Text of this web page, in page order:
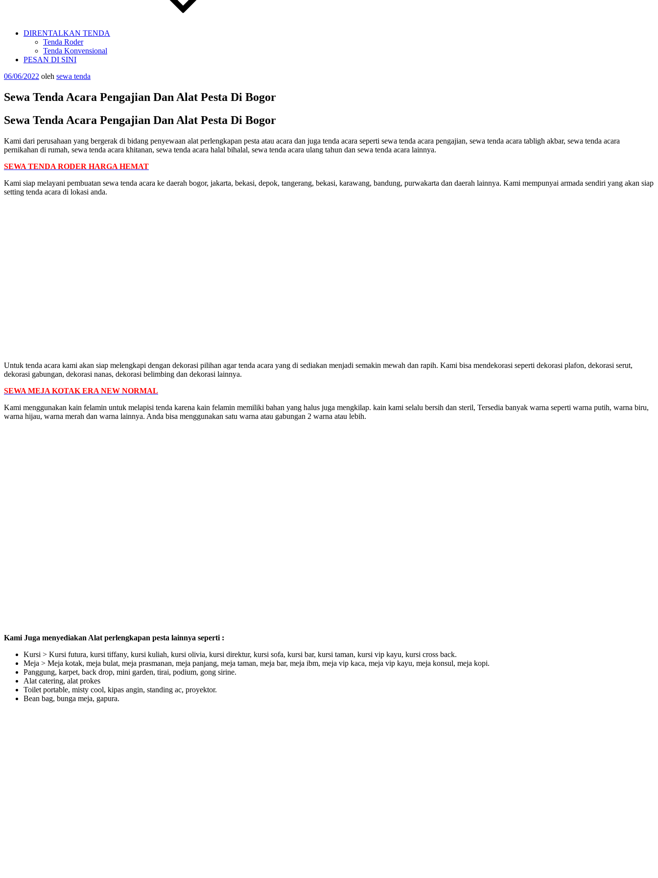
DIRENTALKAN TENDA
Tenda Roder
Tenda Konvensional
PESAN DI SINI
Diposkan
06/06/2022 oleh sewa tenda
Sewa Tenda Acara Pengajian Dan Alat Pesta Di Bogor
Sewa Tenda Acara Pengajian Dan Alat Pesta Di Bogor
Kami dari perusahaan yang bergerak di bidang penyewaan alat perlengkapan pesta atau acara dan juga tenda acara seperti sewa tenda acara pengajian, sewa tenda acara tabligh akbar, sewa tenda acara
pernikahan di rumah, sewa tenda acara khitanan, sewa tenda acara halal bihalal, sewa tenda acara ulang tahun dan sewa tenda acara lainnya.
SEWA TENDA RODER HARGA HEMAT
Kami siap melayani pembuatan sewa tenda acara ke daerah bogor, jakarta, bekasi, depok, tangerang, bekasi, karawang, bandung, purwakarta dan daerah lainnya. Kami mempunyai armada sendiri yang akan siap
setting tenda acara di lokasi anda.
Untuk tenda acara kami akan siap melengkapi dengan dekorasi pilihan agar tenda acara yang di sediakan menjadi semakin mewah dan rapih. Kami bisa mendekorasi seperti dekorasi plafon, dekorasi serut,
dekorasi gabungan, dekorasi nanas, dekorasi belimbing dan dekorasi lainnya.
SEWA MEJA KOTAK ERA NEW NORMAL
Kami menggunakan kain felamin untuk melapisi tenda karena kain felamin memiliki bahan yang halus juga mengkilap. kain kami selalu bersih dan steril, Tersedia banyak warna seperti warna putih, warna biru,
warna hijau, warna merah dan warna lainnya. Anda bisa menggunakan satu warna atau gabungan 2 warna atau lebih.
Kami Juga menyediakan Alat perlengkapan pesta lainnya seperti :
Kursi > Kursi futura, kursi tiffany, kursi kuliah, kursi olivia, kursi direktur, kursi sofa, kursi bar, kursi taman, kursi vip kayu, kursi cross back.
Meja > Meja kotak, meja bulat, meja prasmanan, meja panjang, meja taman, meja bar, meja ibm, meja vip kaca, meja vip kayu, meja konsul, meja kopi.
Panggung, karpet, back drop, mini garden, tirai, podium, gong sirine.
Alat catering, alat prokes
Toilet portable, misty cool, kipas angin, standing ac, proyektor.
Bean bag, bunga meja, gapura.